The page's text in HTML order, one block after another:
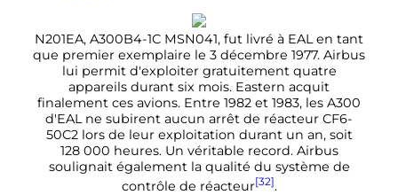
N201EA, A300B4-1C MSN041, fut livré à EAL en tant
que premier exemplaire le 3 décembre 1977. Airbus
lui permit d'exploiter gratuitement quatre
appareils durant six mois. Eastern acquit
finalement ces avions. Entre 1982 et 1983, les A300
d'EAL ne subirent aucun arrêt de réacteur CF6-
50C2 lors de leur exploitation durant un an, soit
128 000 heures. Un véritable record. Airbus
soulignait également la qualité du système de
contrôle de réacteur[32].